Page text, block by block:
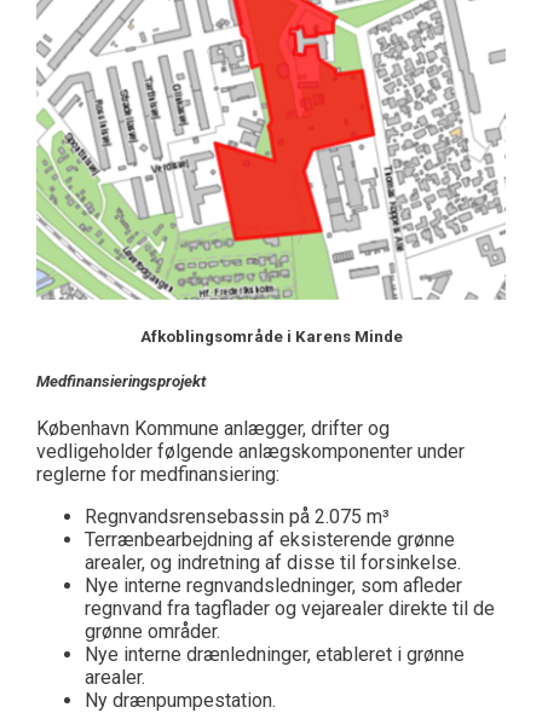
Afkoblingsområde i Karens Minde
Medfinansieringsprojekt
København Kommune anlægger, drifter og
vedligeholder følgende anlægskomponenter under
reglerne for medfinansiering:
Regnvandsrensebassin på 2.075 m³
Terrænbearbejdning af eksisterende grønne
arealer, og indretning af disse til forsinkelse.
Nye interne regnvandsledninger, som afleder
regnvand fra tagflader og vejarealer direkte til de
grønne områder.
Nye interne drænledninger, etableret i grønne
arealer.
Ny drænpumpestation.